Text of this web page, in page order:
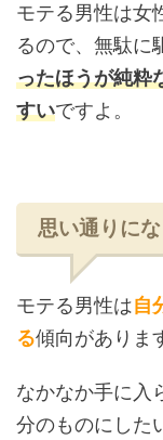
モテる男性は女
るので、無駄に
ったほうが純粋
すいですよ。
思い通りに
モテる男性は自
る傾向がありま
なかなか手に入
分のものにした